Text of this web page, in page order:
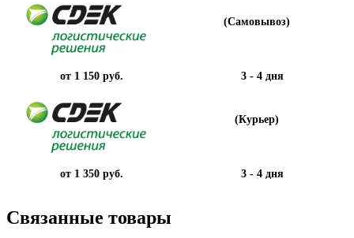
(Самовывоз)
от 1 150 руб. 3 - 4 дня
(Курьер)
от 1 350 руб. 3 - 4 дня
Связанные товары